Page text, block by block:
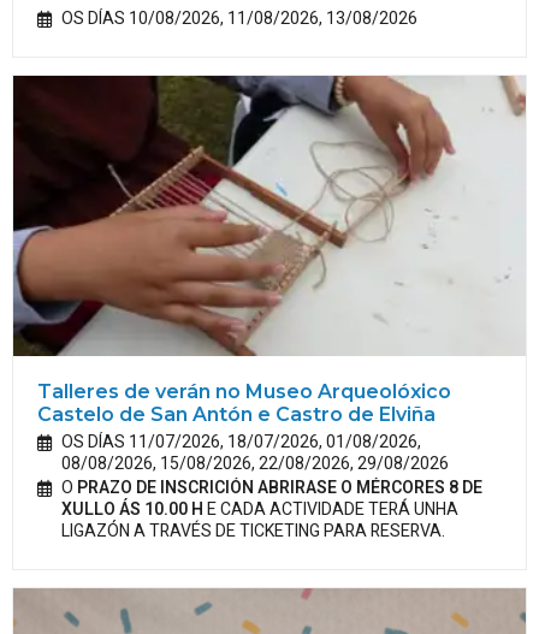
OS DÍAS 10/08/2026, 11/08/2026, 13/08/2026
Talleres de verán no Museo Arqueolóxico
Castelo de San Antón e Castro de Elviña
OS DÍAS 11/07/2026, 18/07/2026, 01/08/2026,
08/08/2026, 15/08/2026, 22/08/2026, 29/08/2026
O PRAZO DE INSCRICIÓN ABRIRASE O MÉRCORES 8 DE
XULLO ÁS 10.00 HE CADA ACTIVIDADE TERÁ UNHA
LIGAZÓN A TRAVÉS DE TICKETING PARA RESERVA.